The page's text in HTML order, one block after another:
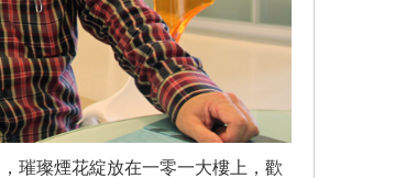
璀璨煙花綻放在一零一大樓上，歡